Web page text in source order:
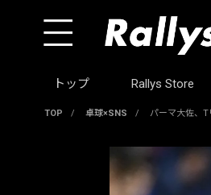
トップ Rallys Store
TOP / 卓球×SNS / パーマ大佐、